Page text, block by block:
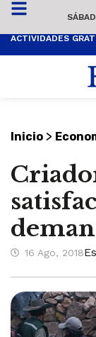
Inicio >
16 Ago, 2018